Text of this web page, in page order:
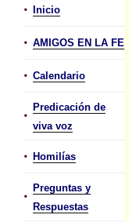
• Inicio
• AMIGOS EN LA FE
• Calendario
•
Predicación de
viva voz
• Homilías
•
Preguntas y
Respuestas